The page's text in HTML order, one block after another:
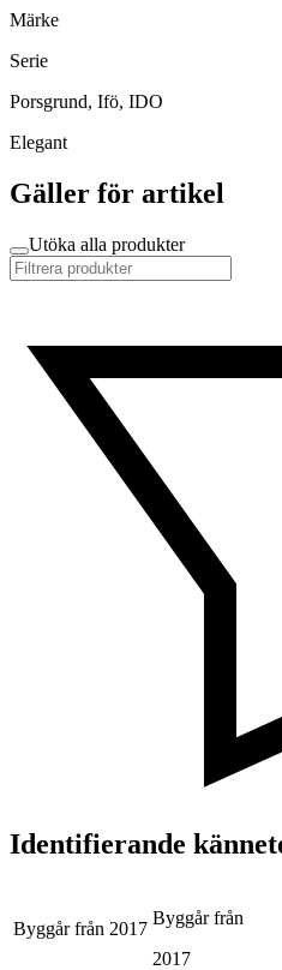
Märke
Serie
Porsgrund, Ifö, IDO
Elegant
Gäller för artikel
Utöka alla produkter
Identifierande
Byggår från 2017
Byggår från
2017